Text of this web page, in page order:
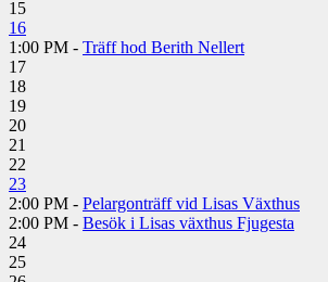
15
16
1:00 PM - Träff hod Berith Nellert
17
18
19
20
21
22
23
2:00 PM - Pelargonträff vid Lisas Växthus
2:00 PM - Besök i Lisas växthus Fjugesta
24
25